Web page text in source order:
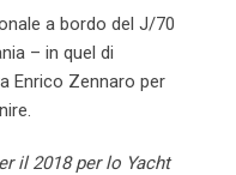
a bordo del J/70
– in quel di
Enrico Zennaro per
il 2018 per lo Yacht